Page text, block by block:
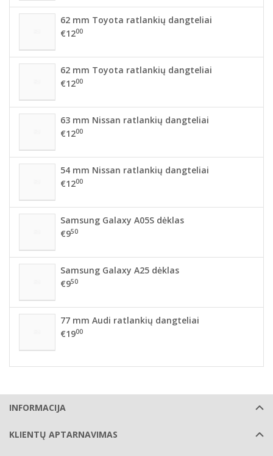
62 mm Toyota ratlankių dangteliai
€1200
62 mm Toyota ratlankių dangteliai
€1200
63 mm Nissan ratlankių dangteliai
€1200
54 mm Nissan ratlankių dangteliai
€1200
Samsung Galaxy A05S dėklas
€950
Samsung Galaxy A25 dėklas
€950
77 mm Audi ratlankių dangteliai
€1900
INFORMACIJA
KLIENTŲ APTARNAVIMAS